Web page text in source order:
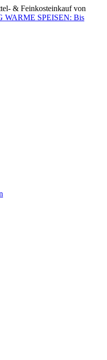
& Feinkosteinkauf von
WARME SPEISEN: Bis